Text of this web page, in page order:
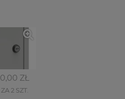
0,00 ZŁ
ZA 2 SZT.